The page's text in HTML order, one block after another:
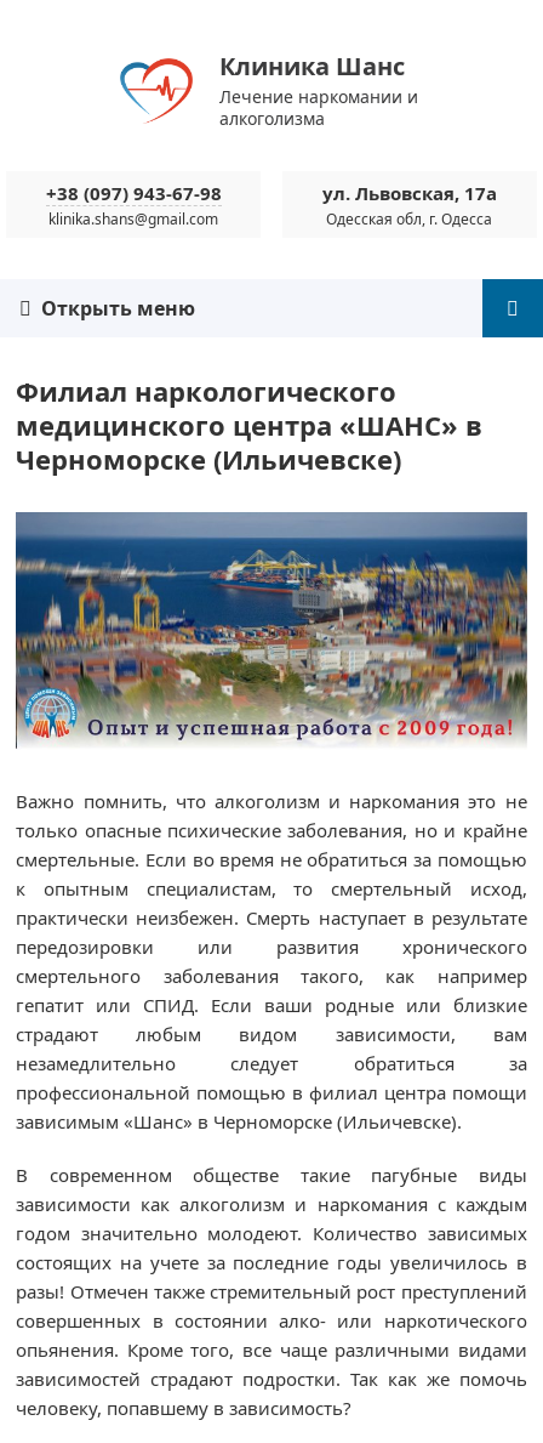
Клиника Шанс
Лечение наркомании и
алкоголизма
+38 (097) 943-67-98
klinika.shans@gmail.com
ул. Львовская, 17а
Одесская обл, г. Одесса
Открыть меню
Филиал наркологического
медицинского центра «ШАНС» в
Черноморске (Ильичевске)
Важно помнить, что алкоголизм и наркомания это не
только опасные психические заболевания, но и крайне
смертельные. Если во время не обратиться за помощью
к опытным специалистам, то смертельный исход,
практически неизбежен. Смерть наступает в результате
передозировки или развития хронического
смертельного заболевания такого, как например
гепатит или СПИД. Если ваши родные или близкие
страдают любым видом зависимости, вам
незамедлительно следует обратиться за
профессиональной помощью в филиал центра помощи
зависимым «Шанс» в Черноморске (Ильичевске).
В современном обществе такие пагубные виды
зависимости как алкоголизм и наркомания с каждым
годом значительно молодеют. Количество зависимых
состоящих на учете за последние годы увеличилось в
разы! Отмечен также стремительный рост преступлений
совершенных в состоянии алко- или наркотического
опьянения. Кроме того, все чаще различными видами
зависимостей страдают подростки. Так как же помочь
человеку, попавшему в зависимость?